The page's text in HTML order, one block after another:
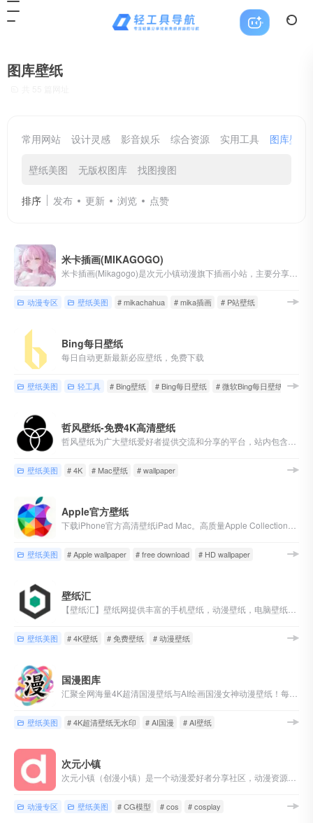
图库壁纸
常用网站 设计灵感 影音娱乐 综合资源 实用工具 图库壁纸
壁纸美图 无版权图库 找图搜图
排序 发布 更新 浏览 点赞
米卡插画(MIKAGOGO)
动漫专区 壁纸美图 # mikachahua # mika插画 # P站壁纸
Bing每日壁纸
每日自动更新最新必应壁纸，免费下载
壁纸美图 轻工具 # Bing壁纸 # Bing每日壁纸 # 微软Bing每日壁纸
哲风壁纸-免费4K高清壁纸
壁纸美图 # 4K # Mac壁纸 # wallpaper
Apple官方壁纸
壁纸美图 # Apple wallpaper # free download # HD wallpaper
壁纸汇
壁纸美图 # 4K壁纸 # 免费壁纸 # 动漫壁纸
国漫图库
壁纸美图 # 4K超清壁纸无水印 # AI国漫 # AI壁纸
次元小镇
动漫专区 壁纸美图 # CG模型 # cos # cosplay